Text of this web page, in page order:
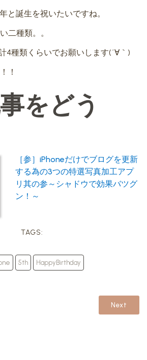
と誕生を祝いたいですね。
二種類。。
4種類くらいでお願いします(´∀｀)
！
をどう
［参］iPhoneだけでブログを更新
する為の3つの特選写真加工アプ
リ其の参～シャドウで効果バツグ
ン！～
TAGS:
5th HappyBirthday
Next